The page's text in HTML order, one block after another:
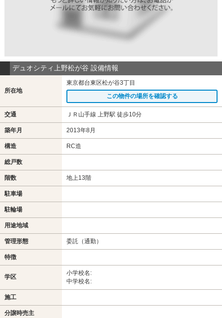
デュオシティ上野松が谷 設備情報
所在地
東京都台東区松が谷3丁目
この物件の場所を確認する
交通 ＪＲ山手線 上野駅 徒歩10分
築年月 2013年8月
構造 RC造
総戸数
階数 地上13階
駐車場
駐輪場
用途地域
管理形態 委託（通勤）
特徴
学区
小学校名:
中学校名:
施工
分譲時売主